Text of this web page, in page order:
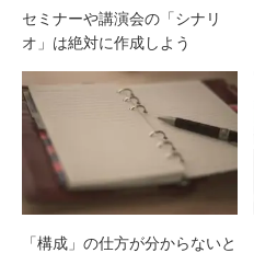
セミナーや講演会の「シナリ
オ」は絶対に作成しよう
「構成」の仕方が分からないと